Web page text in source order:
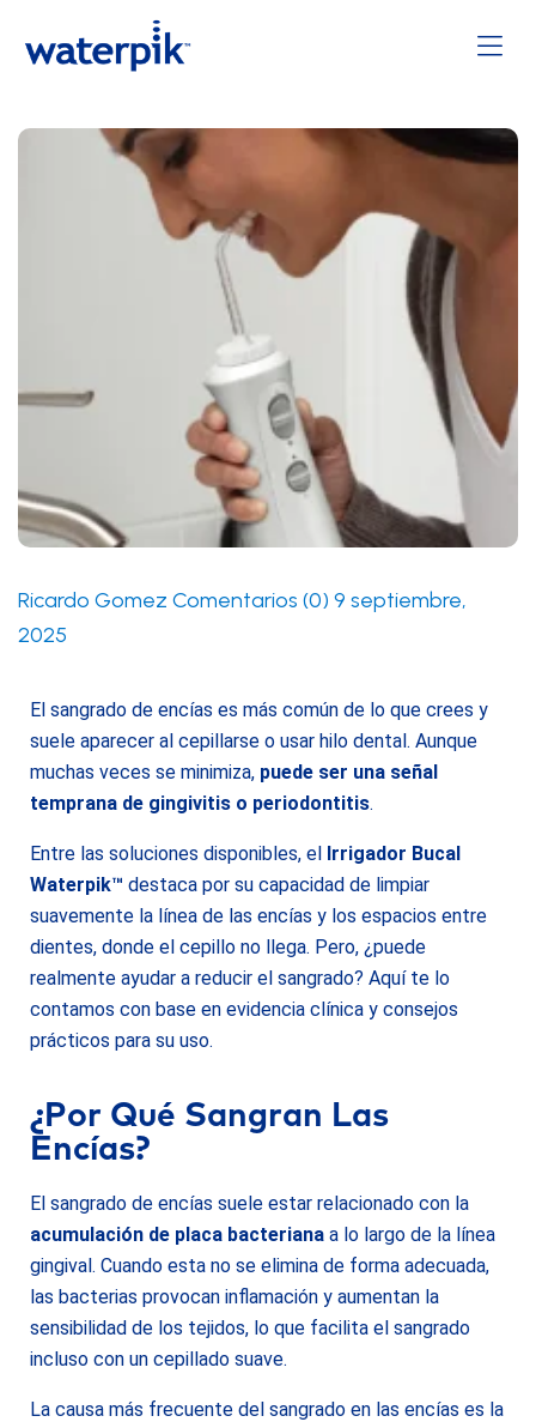
Ricardo Gomez Comentarios (0) 9 septiembre,
2025
El sangrado de encías es más común de lo que crees y
suele aparecer al cepillarse o usar hilo dental. Aunque
muchas veces se minimiza, puede ser una señal
temprana de gingivitis o periodontitis.
Entre las soluciones disponibles, el Irrigador Bucal
Waterpik™ destaca por su capacidad de limpiar
suavemente la línea de las encías y los espacios entre
dientes, donde el cepillo no llega. Pero, ¿puede
realmente ayudar a reducir el sangrado? Aquí te lo
contamos con base en evidencia clínica y consejos
prácticos para su uso.
¿Por Qué Sangran Las
Encías?
El sangrado de encías suele estar relacionado con la
acumulación de placa bacteriana a lo largo de la línea
gingival. Cuando esta no se elimina de forma adecuada,
las bacterias provocan inflamación y aumentan la
sensibilidad de los tejidos, lo que facilita el sangrado
incluso con un cepillado suave.
La causa más frecuente del sangrado en las encías es la